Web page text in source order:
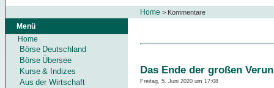
Home > Kommentare
Menü
Home
Börse Deutschland
Börse Übersee
Kurse & Indizes
Aus der Wirtschaft
Das Ende der großen
Freitag, 5. Juni 2020 um 17:08